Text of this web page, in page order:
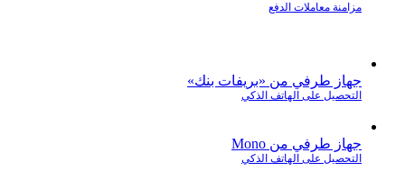
مزامنة معاملات الدفع
جهاز طرفي من «بريفات بنك»
التحصيل على الهاتف الذكي
جهاز طرفي من Mono
التحصيل على الهاتف الذكي